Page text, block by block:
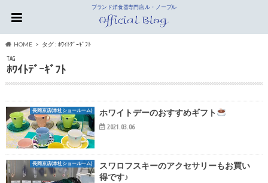
ブランド洋食器専門店 ル・ノーブル
HOME タグ : ﾎﾜｲﾄﾃﾞｰｷﾞﾌﾄ
TAG
ﾎﾜｲﾄﾃﾞｰｷﾞﾌﾄ
長岡京店(本社ショールーム) ホワイトデーのおすすめギフト
2021.03.06
長岡京店(本社ショールーム)
スワロフスキーのアクセサリーもお買い
得です♪